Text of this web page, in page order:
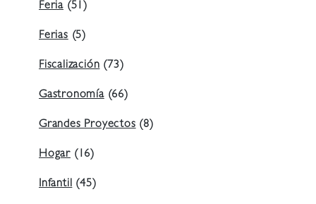
Feria (51)
Ferias(5)
Fiscalización(73)
Gastronomía(66)
Grandes Proyectos(8)
Hogar (16)
Infantil(45)